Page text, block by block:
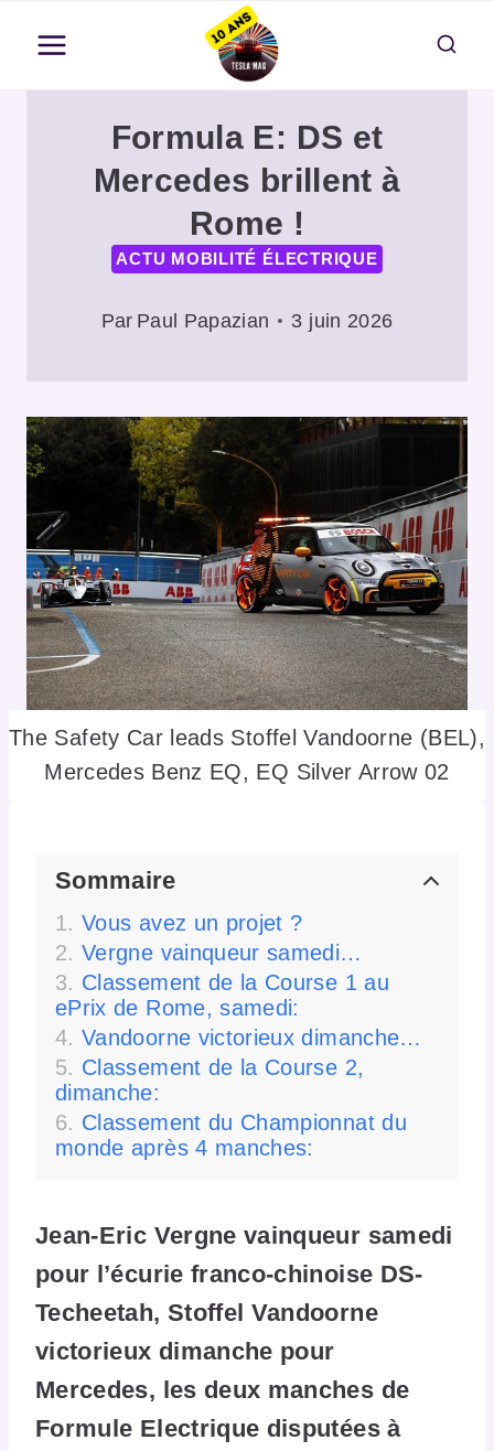
contenu
Formula E: DS et
Mercedes brillent à
Rome !
ACTU MOBILITÉ ÉLECTRIQUE
Par Paul Papazian 3 juin 2026
The Safety Car leads Stoffel Vandoorne (BEL),
Mercedes Benz EQ, EQ Silver Arrow 02
Sommaire
Vous avez un projet ?
Vergne vainqueur samedi…
Classement de la Course 1 au
ePrix de Rome, samedi:
Vandoorne victorieux dimanche…
Classement de la Course 2,
dimanche:
Classement du Championnat du
monde après 4 manches:
Jean-Eric Vergne vainqueur samedi
pour l’écurie franco-chinoise DS-
Techeetah, Stoffel Vandoorne
victorieux dimanche pour
Mercedes, les deux manches de
Formule Electrique disputées à